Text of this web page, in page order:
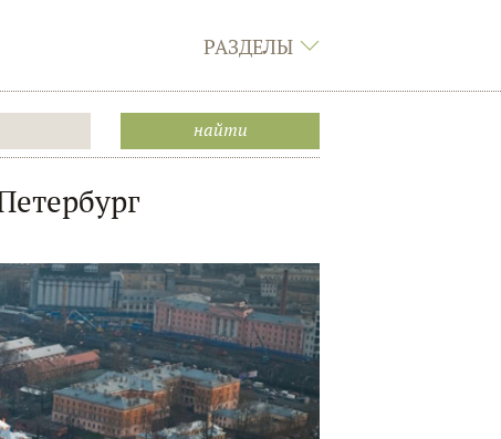
РАЗДЕЛЫ